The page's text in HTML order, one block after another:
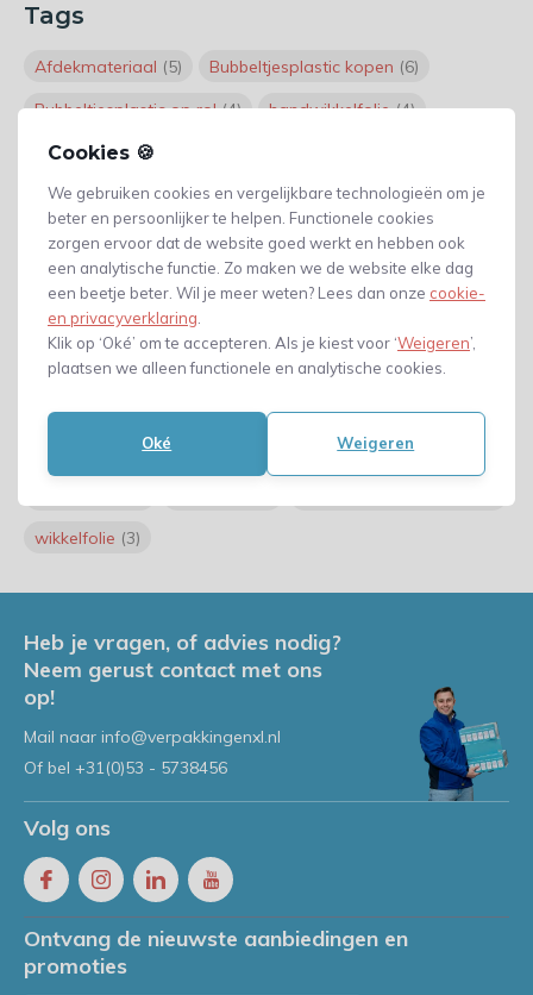
Cookies 🍪
We gebruiken cookies en vergelijkbare technologieën om je
beter en persoonlijker te helpen. Functionele cookies
zorgen ervoor dat de website goed werkt en hebben ook
een analytische functie. Zo maken we de website elke dag
een beetje beter. Wil je meer weten? Lees dan onze cookie-
en privacyverklaring
Klik op ‘Oké’ om te accepteren. Als je kiest voor ‘Weigeren’,
plaatsen we alleen functionele en analytische cookies.
Oké Weigeren
Tags
Afdekmateriaal (5) Bubbeltjesplastic kopen (6)
Bubbeltjesplastic op rol(4) handwikkelfolie(4)
Klussen(3) noppenfolie goedkope
Noppenfolie kopen(8) noppenfolie op rol(10)
Omsnoeringsband (3) Omsnoeringsband kopen (3)
Omsnoeringsband PET (3) Omsnoeringsband PP (3)
Omsnoeringsbanden kopen
Stretchfolie kopen(3) stretchfolie op rol(4)
Stretchfolie Zwart(4) transport(2) Verhuisdoos(4)
Verhuisdoos kopen
Verhuisdozen kopen(6)
wikkelfolie (3)
Heb je vragen, of advies nodig?
Neem gerust contact met ons
op!
Mail naar info@verpakkingenxl.nl
Of bel +31(0)53 - 5738456
Volg ons
Ontvang de nieuwste aanbiedingen en
promoties